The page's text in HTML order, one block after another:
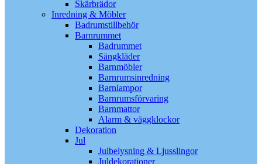
Skärbrädor
Inredning & Möbler
Badrumstillbehör
Barnrummet
Badrummet
Sängkläder
Barnmöbler
Barnrumsinredning
Barnlampor
Barnrumsförvaring
Barnmattor
Alarm & väggklockor
Dekoration
Jul
Julbelysning & Ljusslingor
Juldekorationer